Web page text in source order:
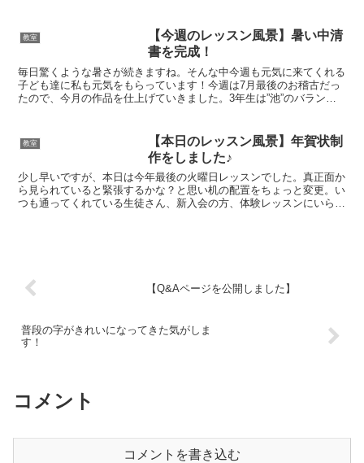
教室
【今週のレッスン風景】暑い中清
書を完成！
毎日驚くような暑さが続きますね。そんな中今週も元気に来てくれる
子ども達に私も元気をもらっています！今週は7月最後のお稽古だっ
たので、今月の作品を仕上げていきました。3年生は”池”のバランス
教室
【本日のレッスン風景】年賀状制
作をしました♪
少し早いですが、本日は今年最後の火曜日レッスンでした。真正面か
ら見られていると緊張するかな？と思い机の配置をちょっと変更。い
つも通ってくれている生徒さん、新入会の方、体験レッスンにいらっ
【Q&Aページを公開しました】
普段の字がきれいになってきた気がしま
す！
コメント
コメントを書き込む